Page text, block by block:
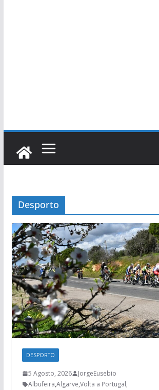
Desporto
DESPORTO
5 Agosto, 2026
JorgeEusebio
Albufeira,Algarve,Volta a Portugal,